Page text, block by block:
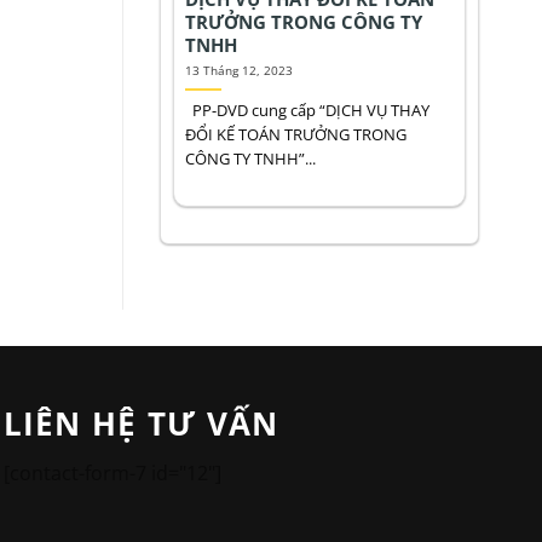
TRƯỞNG TRONG CÔNG TY
TNHH
13 Tháng 12, 2023
PP-DVD cung cấp “DỊCH VỤ THAY
ĐỔI KẾ TOÁN TRƯỞNG TRONG
CÔNG TY TNHH”...
LIÊN HỆ TƯ VẤN